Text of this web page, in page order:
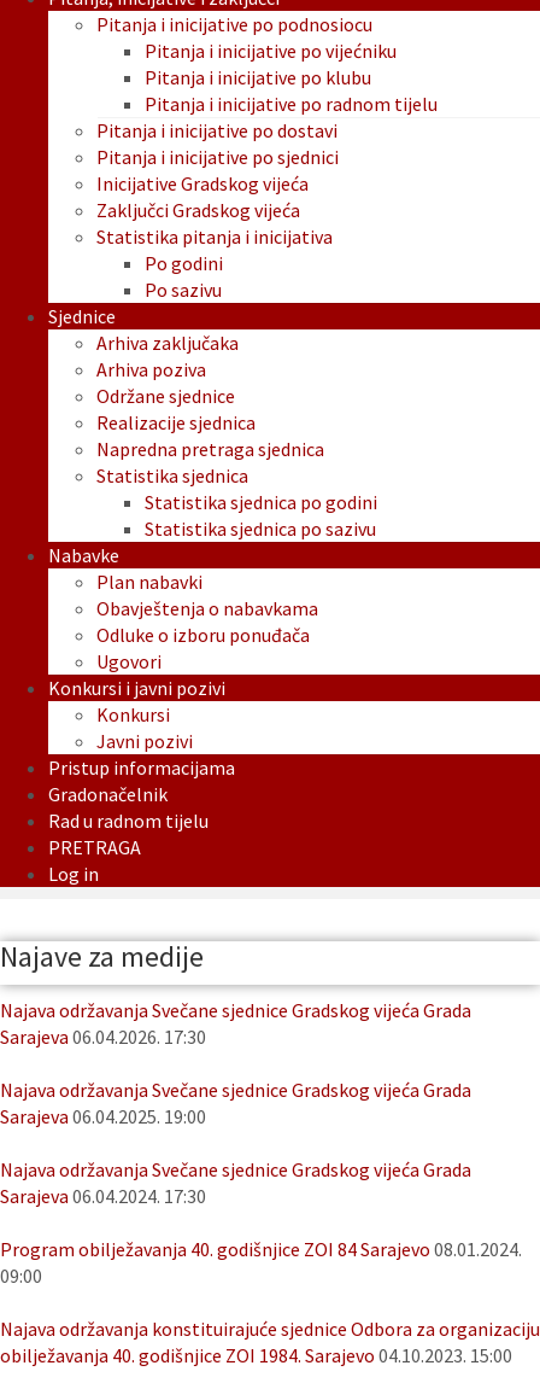
Pitanja i inicijative po podnosiocu
Pitanja i inicijative po vijećniku
Pitanja i inicijative po klubu
Pitanja i inicijative po radnom tijelu
Pitanja i inicijative po dostavi
Pitanja i inicijative po sjednici
Inicijative Gradskog vijeća
Zaključci Gradskog vijeća
Statistika pitanja i inicijativa
Po godini
Po sazivu
Sjednice
Arhiva zaključaka
Arhiva poziva
Održane sjednice
Realizacije sjednica
Napredna pretraga sjednica
Statistika sjednica
Statistika sjednica po godini
Statistika sjednica po sazivu
Nabavke
Plan nabavki
Obavještenja o nabavkama
Odluke o izboru ponuđača
Ugovori
Konkursi i javni pozivi
Konkursi
Javni pozivi
Pristup informacijama
Gradonačelnik
Rad u radnom tijelu
PRETRAGA
Log in
Najave za medije
Najava održavanja Svečane sjednice Gradskog vijeća Grada
Sarajeva 06.04.2026. 17:30
Najava održavanja Svečane sjednice Gradskog vijeća Grada
Sarajeva 06.04.2025. 19:00
Najava održavanja Svečane sjednice Gradskog vijeća Grada
Sarajeva 06.04.2024. 17:30
Program obilježavanja 40. godišnjice ZOI 84 Sarajevo 08.01.2024.
09:00
Najava održavanja konstituirajuće sjednice Odbora za organizaciju
obilježavanja 40. godišnjice ZOI 1984. Sarajevo 04.10.2023. 15:00